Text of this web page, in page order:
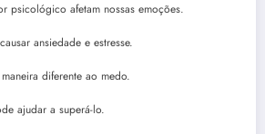
psicológico afetam nossas emoções.
ansiedade e estresse.
diferente ao medo.
ajudar a superá-lo.